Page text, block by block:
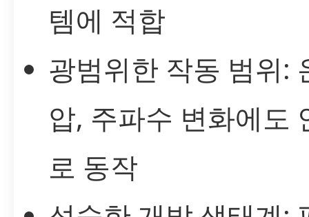
템에 적합
광범위한 작동 범위:
압, 주파수 변화에도
로 동작